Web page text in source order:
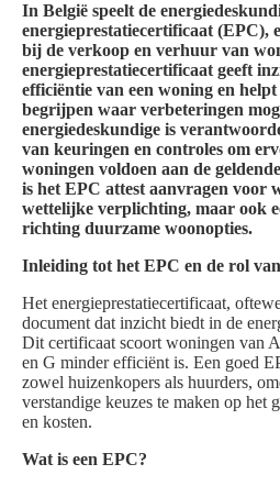
In België speelt de
energieprestatiecertificaat (EPC),
bij de verkoop en verhuur van
energieprestatiecertificaat geeft
efficiëntie van een woning en
begrijpen waar verbeteringen
energiedeskundige is
van keuringen en controles om
woningen voldoen aan de
is het EPC attest aanvragen voor
wettelijke verplichting, maar ook
richting duurzame woonopties.
Inleiding tot het EPC en de rol
Het energieprestatiecertificaat,
document dat inzicht biedt in de
Dit certificaat scoort woningen van
en G minder efficiënt is. Een goed
zowel huizenkopers als huurders,
verstandige keuzes te maken op het
en kosten.
Wat is een EPC?